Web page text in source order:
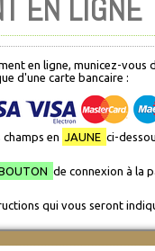
EN LIGNE
en ligne, municez-vous
d'une carte bancaire :
champs en JAUNE ci-
de connexion à la
qui vous seront